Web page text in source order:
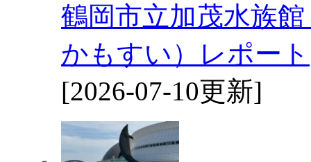
鶴岡市立加茂水族
かもすい）レポート
[2026-07-10更新]